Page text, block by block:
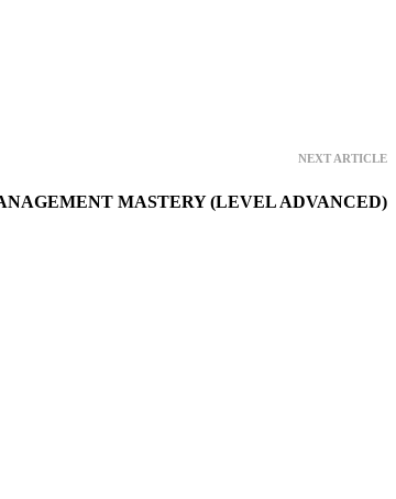
NEXT ARTICLE
MASTERY (LEVEL ADVANCED)